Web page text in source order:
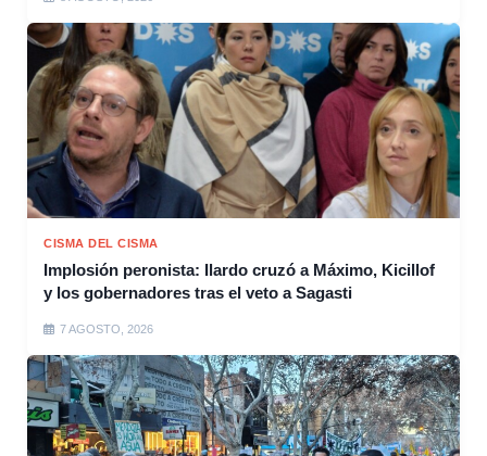
CISMA DEL CISMA
Implosión peronista: Ilardo cruzó a Máximo, Kicillof
y los gobernadores tras el veto a Sagasti
7 AGOSTO, 2026